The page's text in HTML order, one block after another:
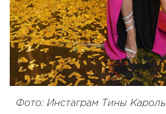
Фото: Инстаграм Тины Кароль